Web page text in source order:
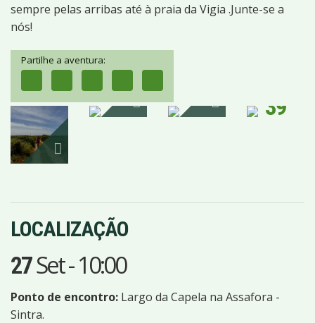
sempre pelas arribas até à praia da Vigia .Junte-se a
nós!
Partilhe a aventura:
39
IMAGENS
LOCALIZAÇÃO
27Set-10:00
Ponto de encontro: Largo da Capela na Assafora -
Sintra.